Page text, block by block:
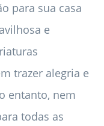
para sua casa
e
trazer alegria e
entanto, nem
todas as